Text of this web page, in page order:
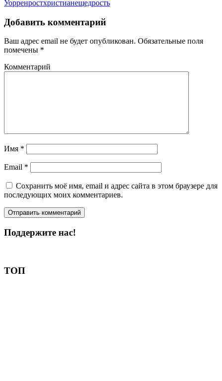
Уорренростхристианещедрость
Добавить комментарий
Ваш адрес email не будет опубликован. Обязательные поля
помечены *
Комментарий
Имя *
Email *
Сохранить моё имя, email и адрес сайта в этом браузере для
последующих моих комментариев.
Поддержите нас!
ТОП